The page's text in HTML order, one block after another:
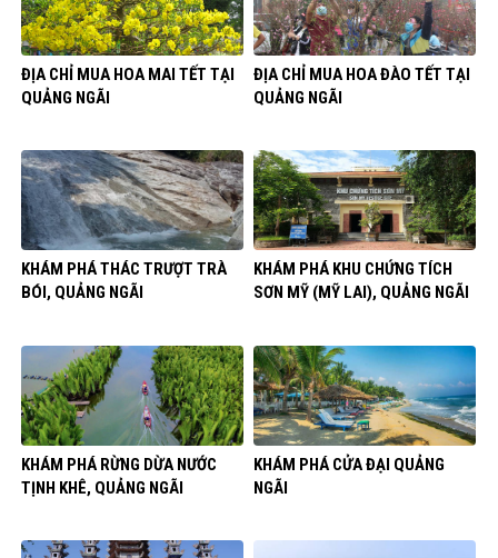
ĐỊA CHỈ MUA HOA MAI TẾT TẠI
QUẢNG NGÃI
ĐỊA CHỈ MUA HOA ĐÀO TẾT TẠI
QUẢNG NGÃI
KHÁM PHÁ THÁC TRƯỢT TRÀ
BÓI, QUẢNG NGÃI
KHÁM PHÁ KHU CHỨNG TÍCH
SƠN MỸ (MỸ LAI), QUẢNG NGÃI
KHÁM PHÁ RỪNG DỪA NƯỚC
TỊNH KHÊ, QUẢNG NGÃI
KHÁM PHÁ CỬA ĐẠI QUẢNG
NGÃI